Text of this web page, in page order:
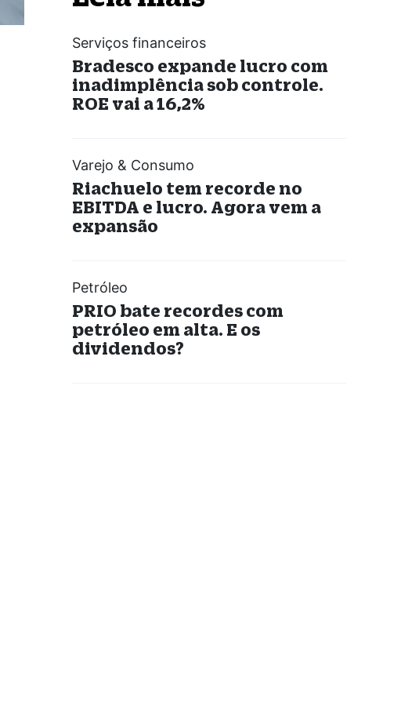
Serviços financeiros
Bradesco expande lucro com
inadimplência sob controle.
ROE vai a 16,2%
Varejo & Consumo
Riachuelo tem recorde no
EBITDA e lucro. Agora vem a
expansão
Petróleo
PRIO bate recordes com
petróleo em alta. E os
dividendos?